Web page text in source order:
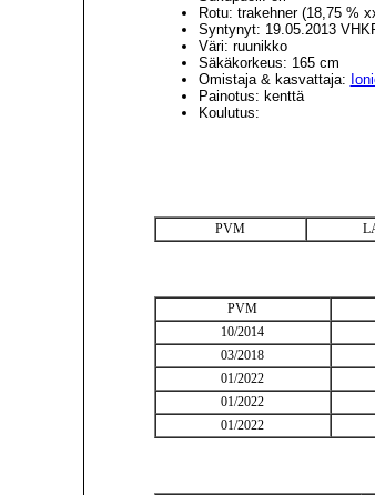
Rotu: trakehner (18,75 %
Syntynyt: 19.05.2013
Väri: ruunikko
Säkäkorkeus: 165 cm
Omistaja & kasvattaja:
Painotus: kenttä
Koulutus:
PVM
PVM
10/2014
03/2018
01/2022
01/2022
01/2022